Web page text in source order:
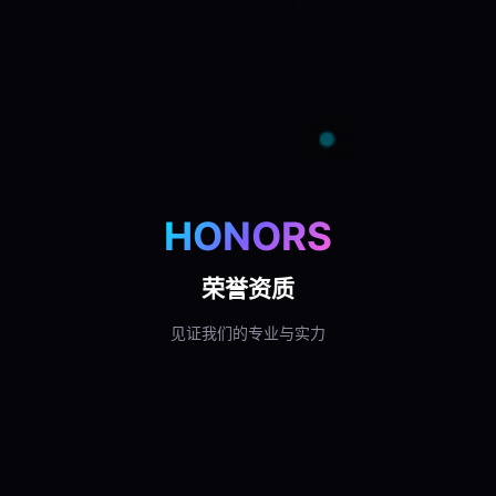
HONORS
荣誉资质
见证我们的专业与实力